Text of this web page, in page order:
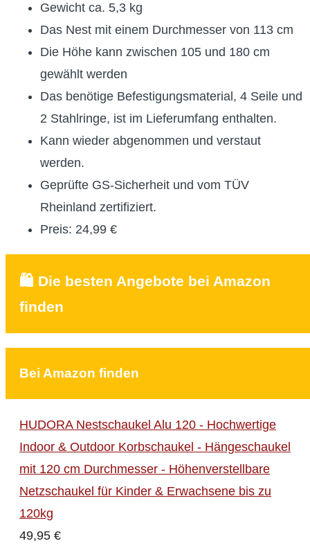
Gewicht ca. 5,3 kg
Das Nest mit einem Durchmesser von 113 cm
Die Höhe kann zwischen 105 und 180 cm
gewählt werden
Das benötige Befestigungsmaterial, 4 Seile und
2 Stahlringe, ist im Lieferumfang enthalten.
Kann wieder abgenommen und verstaut
werden.
Geprüfte GS-Sicherheit und vom TÜV
Rheinland zertifiziert.
Preis: 24,99 €
🛍️ Die besten Angebote bei Amazon
finden
Bei Amazon finden
HUDORA Nestschaukel Alu 120 - Hochwertige
Indoor & Outdoor Korbschaukel - Hängeschaukel
mit 120 cm Durchmesser - Höhenverstellbare
Netzschaukel für Kinder & Erwachsene bis zu
120kg
49,95 €